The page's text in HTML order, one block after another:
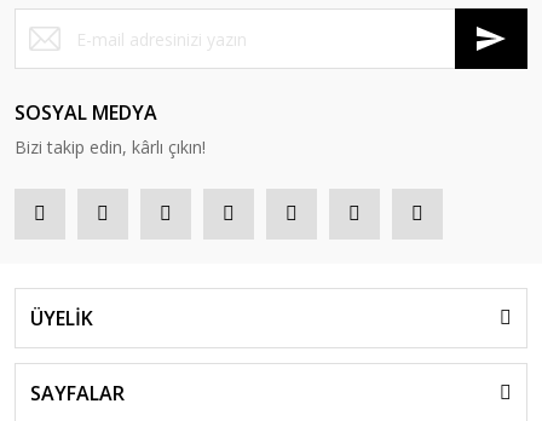
SOSYAL MEDYA
Bizi takip edin, kârlı çıkın!
ÜYELİK
SAYFALAR